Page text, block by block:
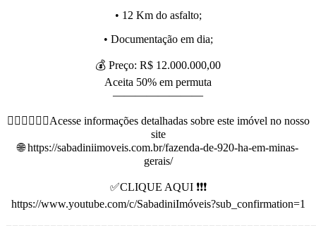
• 12 Km do asfalto;
• Documentação em dia;
💰 Preço: R$ 12.000.000,00
Aceita 50% em permuta
————————
👇🏻👇🏻👇🏻Acesse informações detalhadas sobre este imóvel no nosso
site
🌐 https://sabadiniimoveis.com.br/fazenda-de-920-ha-em-minas-
gerais/
✅CLIQUE AQUI ❗❗❗
https://www.youtube.com/c/SabadiniImóveis?sub_confirmation=1